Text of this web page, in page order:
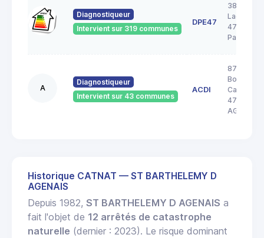
Diagnostiqueur
Intervient sur 319 communes
DPE47
38 rue
47520 Le
Passage
A
Diagnostiqueur
Intervient sur 43 communes
ACDI
87
Boulevard
Carnot
47000
AGEN
Historique CATNAT — ST BARTHELEMY D
AGENAIS
Depuis 1982, ST BARTHELEMY D AGENAIS a
fait l'objet de 12 arrêtés de catastrophe
naturelle (dernier : 2023). Le risque dominant